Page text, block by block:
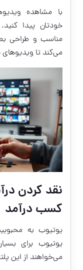
با مشاهده
خودتان پیدا
مناسب و طراحی
می‌کند تا
نقد کردن
کسب درآمد
یوتیوب به
یوتیوب برای
می‌خواهند از این